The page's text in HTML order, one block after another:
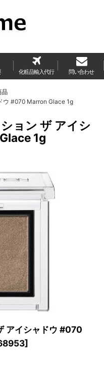
化粧品輸入代行 問い合わせ
品
ウ #070 Marron Glace 1g
ョン ザ アイシ
1g
アイシャドウ #070
]